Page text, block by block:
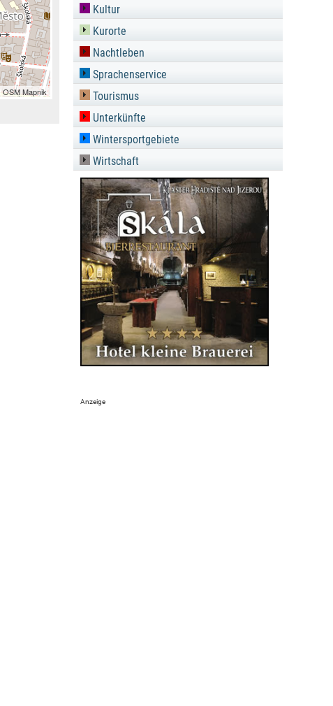
Kultur
Kurorte
Nachtleben
Sprachenservice
Tourismus
Unterkünfte
Wintersportgebiete
Wirtschaft
Mapnik